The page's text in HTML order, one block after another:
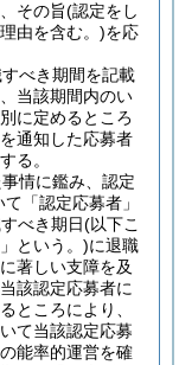
その旨(認定をし
由を含む。)を応
べき期間を記載
当該期間内のい
に定めるところ
通知した応募者
る。
情に鑑み、認定
て「認定応募者」
べき期日(以下こ
という。)に退職
著しい支障を及
該認定応募者に
ところにより、
て当該認定応募
能率的運営を確